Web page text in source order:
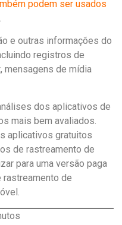
podem ser usados
e outras informações do
registros de
mensagens de mídia
dos aplicativos de
mais bem avaliados.
aplicativos gratuitos
de rastreamento de
para uma versão paga
rastreamento de